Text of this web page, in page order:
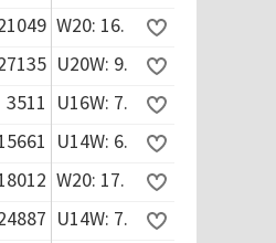
W20: 16.
U20W: 9.
3511 U16W: 7.
U14W: 6.
W20: 17.
U14W: 7.